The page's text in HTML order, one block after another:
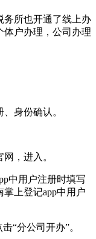
务所也开通了线上办
体户办理，公司办理
身份确认。
，进入。
中用户注册时填写
上登记app中用户
“分公司开办”。